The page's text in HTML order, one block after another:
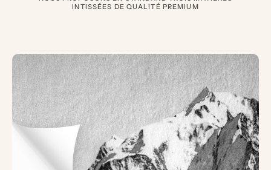
INTISSÉES DE QUALITÉ PREMIUM
3
P
A
P
I